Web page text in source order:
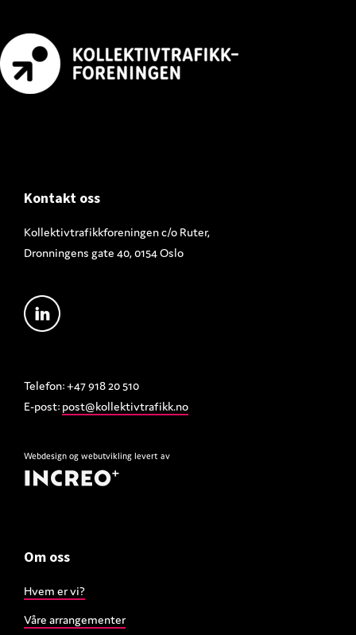
Footer
Kontakt oss
Kollektivtrafikkforeningen c/o Ruter,
Dronningens gate 40, 0154 Oslo
Telefon: +47 918 20 510
E-post: post@kollektivtrafikk.no
Webdesign og webutvikling levert av
Om oss
Hvem er vi?
Våre arrangementer